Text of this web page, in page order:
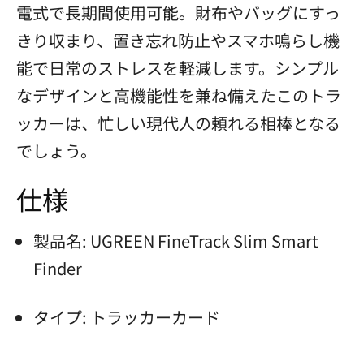
電式で長期間使用可能。財布やバッグにすっ
きり収まり、置き忘れ防止やスマホ鳴らし機
能で日常のストレスを軽減します。シンプル
なデザインと高機能性を兼ね備えたこのトラ
ッカーは、忙しい現代人の頼れる相棒となる
でしょう。
仕様
製品名: UGREEN FineTrack Slim Smart
Finder
タイプ: トラッカーカード